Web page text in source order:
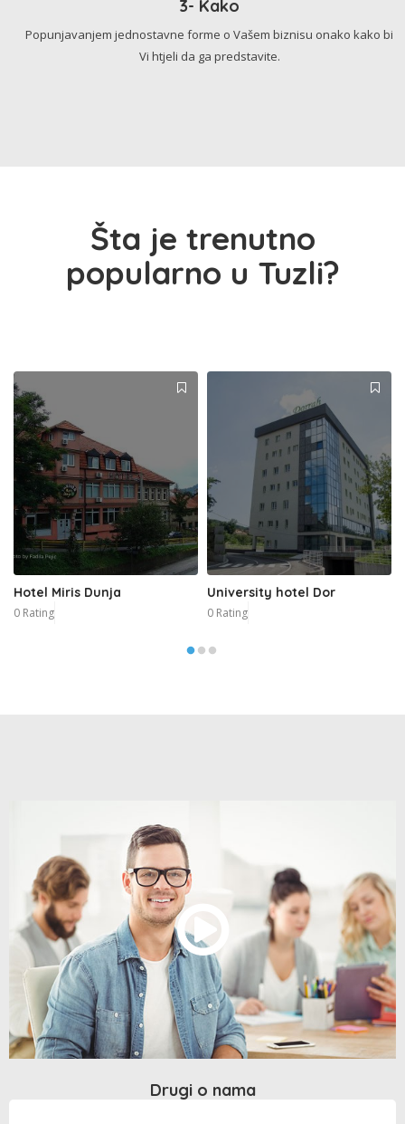
3- Kako
Popunjavanjem jednostavne forme o Vašem biznisu onako kako bi
Vi htjeli da ga predstavite.
Šta je trenutno
popularno u Tuzli?
Hotel Miris Dunja
0 Rating
University hotel Dor
0 Rating
Drugi o nama